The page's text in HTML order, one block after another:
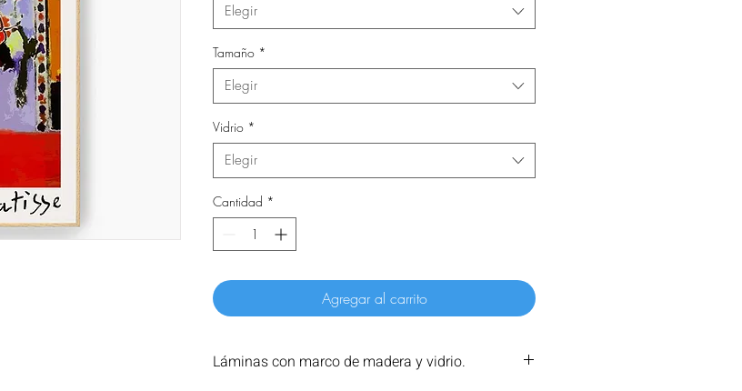
Elegir
Tamaño *
Elegir
Vidrio *
Elegir
Cantidad *
Agregar al carrito
Láminas con marco de madera y vidrio.